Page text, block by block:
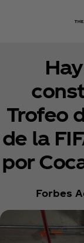
Trofeo
de la
por
Forbes